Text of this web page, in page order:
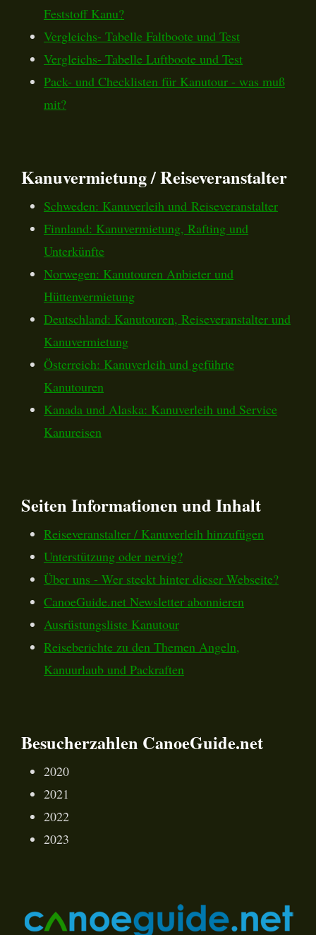
Feststoff Kanu?
Vergleichs- Tabelle Faltboote und Test
Vergleichs- Tabelle Luftboote und Test
Pack- und Checklisten für Kanutour - was muß
mit?
Kanuvermietung / Reiseveranstalter
Schweden: Kanuverleih und Reiseveranstalter
Finnland: Kanuvermietung, Rafting und
Unterkünfte
Norwegen: Kanutouren Anbieter und
Hüttenvermietung
Deutschland: Kanutouren, Reiseveranstalter und
Kanuvermietung
Österreich: Kanuverleih und geführte
Kanutouren
Kanada und Alaska: Kanuverleih und Service
Kanureisen
Seiten Informationen und Inhalt
Reiseveranstalter / Kanuverleih hinzufügen
Unterstützung oder nervig?
Über uns - Wer steckt hinter dieser Webseite?
CanoeGuide.net Newsletter abonnieren
Ausrüstungsliste Kanutour
Reiseberichte zu den Themen Angeln,
Kanuurlaub und Packraften
Besucherzahlen CanoeGuide.net
2020
2021
2022
2023